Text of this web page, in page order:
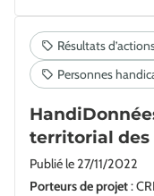
territorial des
Publié le 27/11/2022
Porteurs de projet: